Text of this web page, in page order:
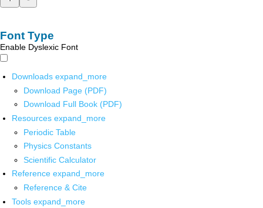
Font Type
Enable Dyslexic Font
Downloads expand_more
Download Page (PDF)
Download Full Book (PDF)
Resources expand_more
Periodic Table
Physics Constants
Scientific Calculator
Reference expand_more
Reference & Cite
Tools expand_more